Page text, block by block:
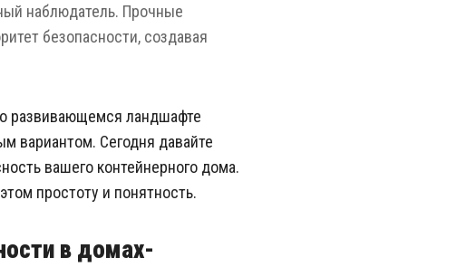
наблюдатель. Прочные
безопасности, создавая
развивающемся ландшафте
вариантом. Сегодня давайте
вашего контейнерного дома.
простоту и понятность.
в домах-